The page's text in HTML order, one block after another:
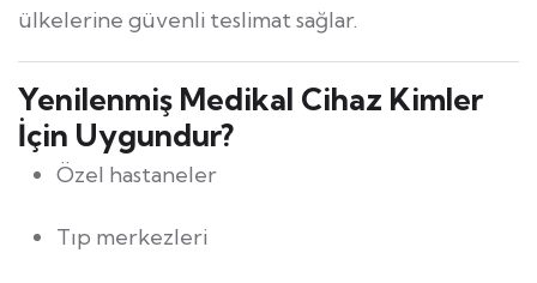
ülkelerine güvenli teslimat sağlar.
Yenilenmiş Medikal Cihaz Kimler
İçin Uygundur?
Özel hastaneler
Tıp merkezleri